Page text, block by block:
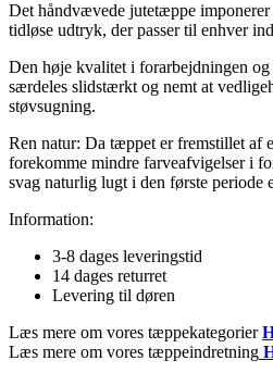
Det håndvævede jutetæppe
tidløse udtryk, der passer til enhver
Den høje kvalitet i forarbejdningen
særdeles slidstærkt og nemt at
støvsugning.
Ren natur: Da tæppet er fremstillet af
forekomme mindre farveafvigelser i
svag naturlig lugt i den første periode
Information:
3-8 dages leveringstid
14 dages returret
Levering til døren
Læs mere om vores tæppekategorier
Læs mere om vores tæppeindretning